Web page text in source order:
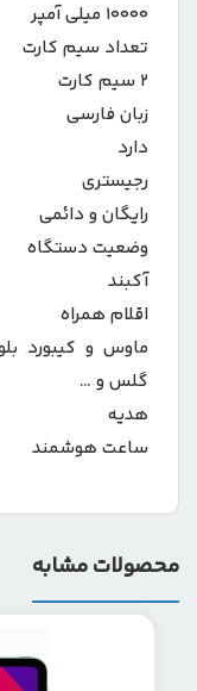
10000 میلی آمپر
تعداد سیم کارت
2 سیم کارت
زبان فارسی
دارد
رجیستری
رایگان و دائمی
وضعیت دستگاه
آکبند
اقلام همراه
ماوس و کیبورد
گلس و …
هدیه
ساعت هوشمند
محصولات مشابه